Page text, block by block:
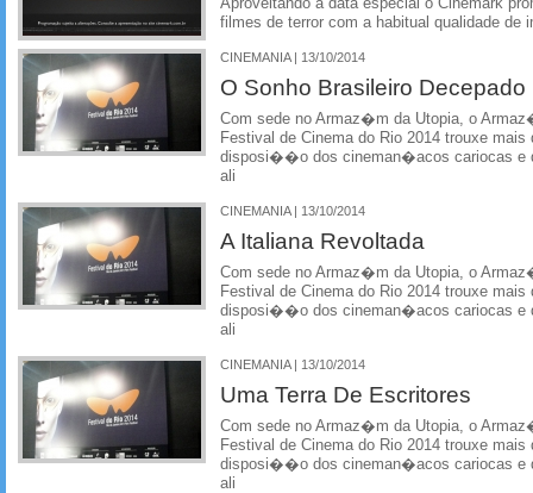
Aproveitando a data especial o Cinemark
filmes de terror com a habitual qualidade de
CINEMANIA | 13/10/2014
O Sonho Brasileiro Decepado
Com sede no Armaz�m da Utopia, o
Festival de Cinema do Rio 2014 trouxe
disposi��o dos cineman�acos cariocas e
ali
CINEMANIA | 13/10/2014
A Italiana Revoltada
Com sede no Armaz�m da Utopia, o
Festival de Cinema do Rio 2014 trouxe
disposi��o dos cineman�acos cariocas e
ali
CINEMANIA | 13/10/2014
Uma Terra De Escritores
Com sede no Armaz�m da Utopia, o
Festival de Cinema do Rio 2014 trouxe
disposi��o dos cineman�acos cariocas e
ali